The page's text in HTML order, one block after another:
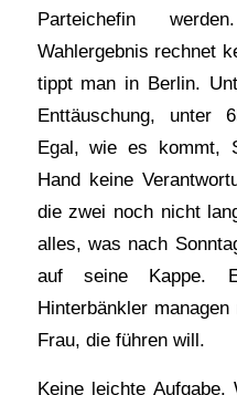
Parteichefin
Wahlergebnis rechnet
tippt man in Berlin.
Enttäuschung, unter
Egal, wie es kommt,
Hand keine
die zwei noch nicht
alles, was nach
auf seine Kappe.
Hinterbänkler
Frau, die führen will.
Keine leichte Aufgabe.